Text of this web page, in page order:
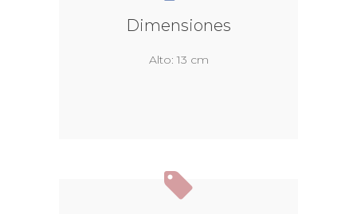
Dimensiones
Alto: 13 cm